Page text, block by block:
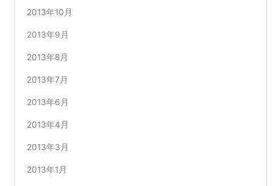
2013年10月
2013年9月
2013年8月
2013年7月
2013年6月
2013年4月
2013年3月
2013年1月